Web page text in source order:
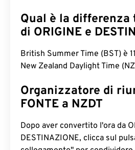
Qual è la
di ORIGINE e
British Summer Time (BST) è
New Zealand Daylight Time
Organizzatore di
FONTE a NZDT
Dopo aver convertito l'ora da
DESTINAZIONE, clicca sul